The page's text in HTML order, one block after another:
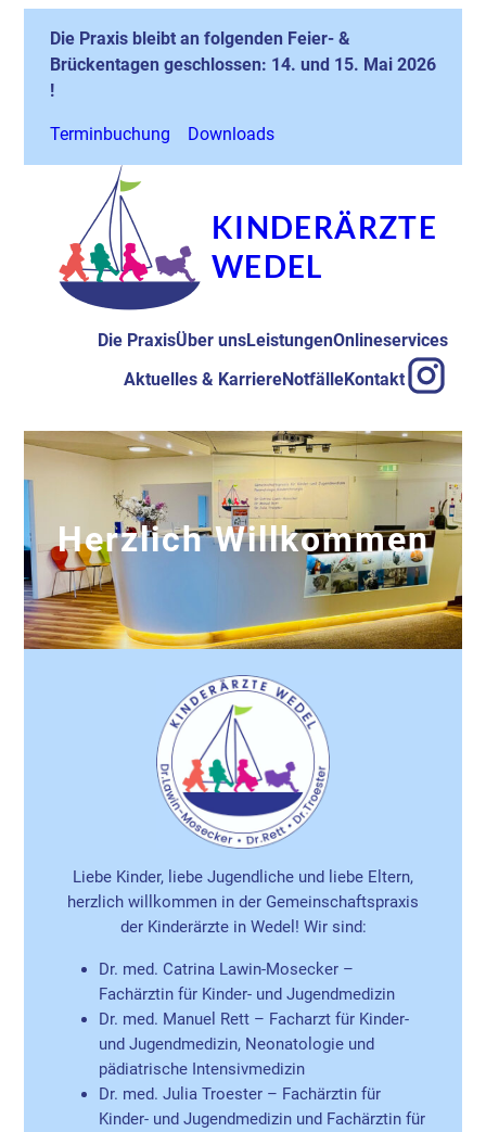
springen
Die Praxis bleibt an folgenden Feier- &
Brückentagen geschlossen: 14. und 15. Mai 2026
!
Terminbuchung Downloads
KINDERÄRZTE
WEDEL
Die PraxisÜber unsLeistungenOnlineservices
Aktuelles & KarriereNotfälleKontakt
Herzlich Willkommen
Liebe Kinder, liebe Jugendliche und liebe Eltern,
herzlich willkommen in der Gemeinschaftspraxis
der Kinderärzte in Wedel! Wir sind:
Dr. med. Catrina Lawin-Mosecker –
Fachärztin für Kinder- und Jugendmedizin
Dr. med. Manuel Rett – Facharzt für Kinder-
und Jugendmedizin, Neonatologie und
pädiatrische Intensivmedizin
Dr. med. Julia Troester – Fachärztin für
Kinder- und Jugendmedizin und Fachärztin für